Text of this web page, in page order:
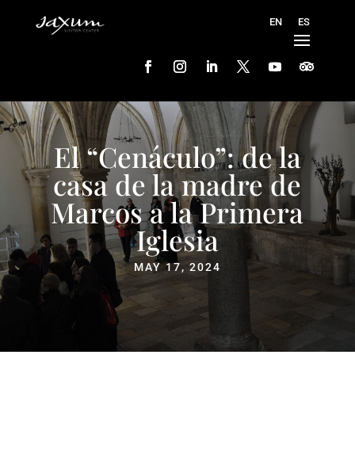
El “Cenáculo”: de la
casa de la madre de
Marcos a la Primera
Iglesia
MAY 17, 2024